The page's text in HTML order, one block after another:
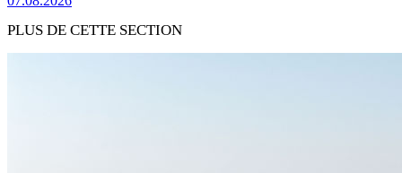
PLUS DE CETTE SECTION